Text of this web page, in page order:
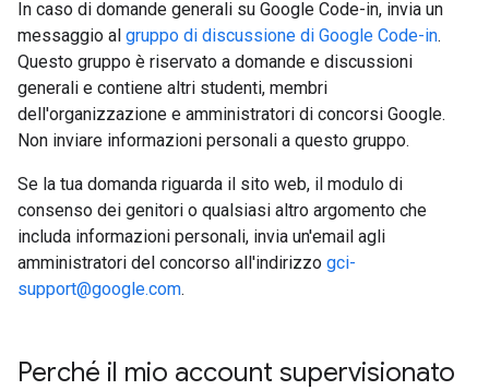
In caso di domande generali su Google Code-in, invia un
messaggio al gruppo di discussione di Google Code-in.
Questo gruppo è riservato a domande e discussioni
generali e contiene altri studenti, membri
dell'organizzazione e amministratori di concorsi Google.
Non inviare informazioni personali a questo gruppo.
Se la tua domanda riguarda il sito web, il modulo di
consenso dei genitori o qualsiasi altro argomento che
includa informazioni personali, invia un'email agli
amministratori del concorso all'indirizzo gci-
support@google.com.
Perché il mio account supervisionato